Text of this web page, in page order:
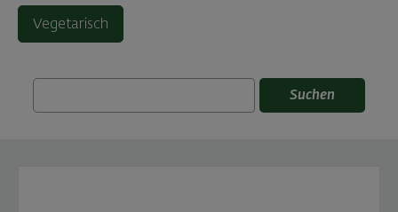
Vegetarisch
Suchen